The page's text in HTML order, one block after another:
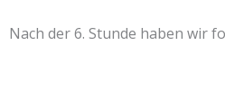
Nach der 6. Stunde haben wir